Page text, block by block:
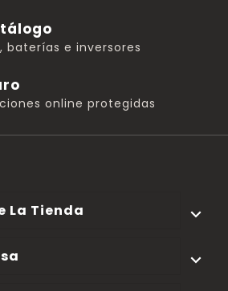
baterías e inversores
online protegidas
La Tienda 
